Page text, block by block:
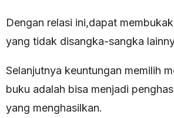
Dengan relasi ini,dapat
yang tidak disangka-sangka
Selanjutnya keuntungan memilih
buku adalah bisa menjadi
yang menghasilkan.